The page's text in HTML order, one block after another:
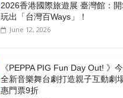
2026香港國際旅遊展 臺灣館：開
玩出「台灣百Ways」！
June 12, 2026
《PEPPA PIG Fun Day Out! 》
全新音樂舞台劇打造親子互動劇
惠門票9折